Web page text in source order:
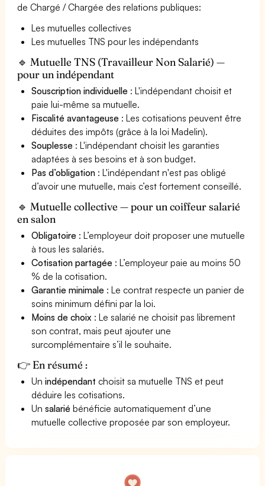
de Chargé / Chargée des relations publiques:
Les mutuelles collectives
Les mutuelles TNS pour les indépendants
🔹 Mutuelle TNS (Travailleur Non Salarié) —
pour un indépendant
Souscription individuelle : L'indépendant choisit et
paie lui-même sa mutuelle.
Fiscalité avantageuse : Les cotisations peuvent être
déduites des impôts (grâce à la loi Madelin).
Souplesse : L'indépendant choisit les garanties
adaptées à ses besoins et à son budget.
Pas d’obligation : L'indépendant n'est pas obligé
d’avoir une mutuelle, mais c’est fortement conseillé.
🔹 Mutuelle collective — pour un coiffeur salarié
en salon
Obligatoire : L’employeur doit proposer une mutuelle
à tous les salariés.
Cotisation partagée : L’employeur paie au moins 50
% de la cotisation.
Garantie minimale : Le contrat respecte un panier de
soins minimum défini par la loi.
Moins de choix : Le salarié ne choisit pas librement
son contrat, mais peut ajouter une
surcomplémentaire s’il le souhaite.
👉 En résumé :
Unindépendant choisit sa mutuelle TNS et peut
déduire les cotisations.
Unsalarié bénéficie automatiquement d’une
mutuelle collective proposée par son employeur.